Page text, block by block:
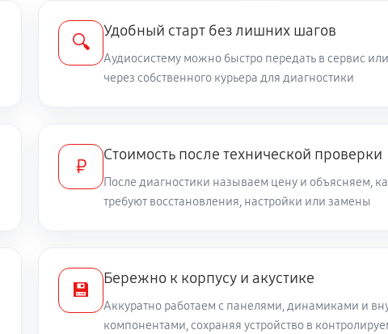
🔍
Удобный старт без лишних шагов
Аудиосистему можно быстро передать в сервис
через собственного курьера для диагностики
₽
Стоимость после технической проверки
После диагностики называем цену и объясняем,
требуют восстановления, настройки или замены
💾
Бережно к корпусу и акустике
Аккуратно работаем с панелями, динамиками и
компонентами, сохраняя устройство в